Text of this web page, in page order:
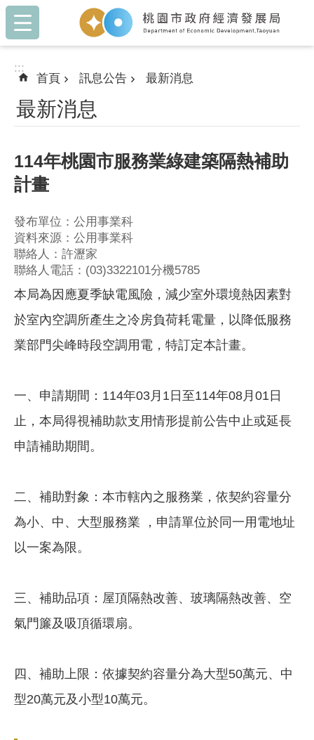
跳到主要內容區塊
:::
:::
首頁 訊息公告 最新消息
最新消息
114年桃園市服務業綠建築隔熱補助
計畫
發布單位：公用事業科
資料來源：公用事業科
聯絡人：許瀝家
聯絡人電話：(03)3322101分機5785
本局為因應夏季缺電風險，減少室外環境熱因素對
於室內空調所產生之冷房負荷耗電量，以降低服務
業部門尖峰時段空調用電，特訂定本計畫。
一、申請期間：114年03月1日至114年08月01日
止，本局得視補助款支用情形提前公告中止或延長
申請補助期間。
二、補助對象：本市轄內之服務業，依契約容量分
為小、中、大型服務業 ，申請單位於同一用電地址
以一案為限。
三、補助品項：屋頂隔熱改善、玻璃隔熱改善、空
氣門簾及吸頂循環扇。
四、補助上限：依據契約容量分為大型50萬元、中
型20萬元及小型10萬元。